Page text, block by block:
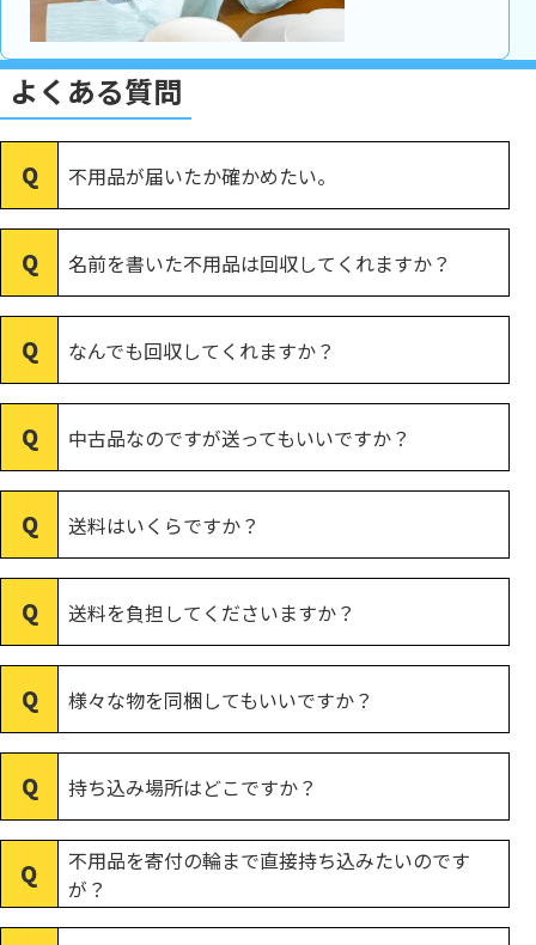
よくある質問
不用品が届いたか確かめたい。
名前を書いた不用品は回収してくれますか？
なんでも回収してくれますか？
中古品なのですが送ってもいいですか？
送料はいくらですか？
送料を負担してくださいますか？
様々な物を同梱してもいいですか？
持ち込み場所はどこですか？
不用品を寄付の輪まで直接持ち込みたいのです
が？